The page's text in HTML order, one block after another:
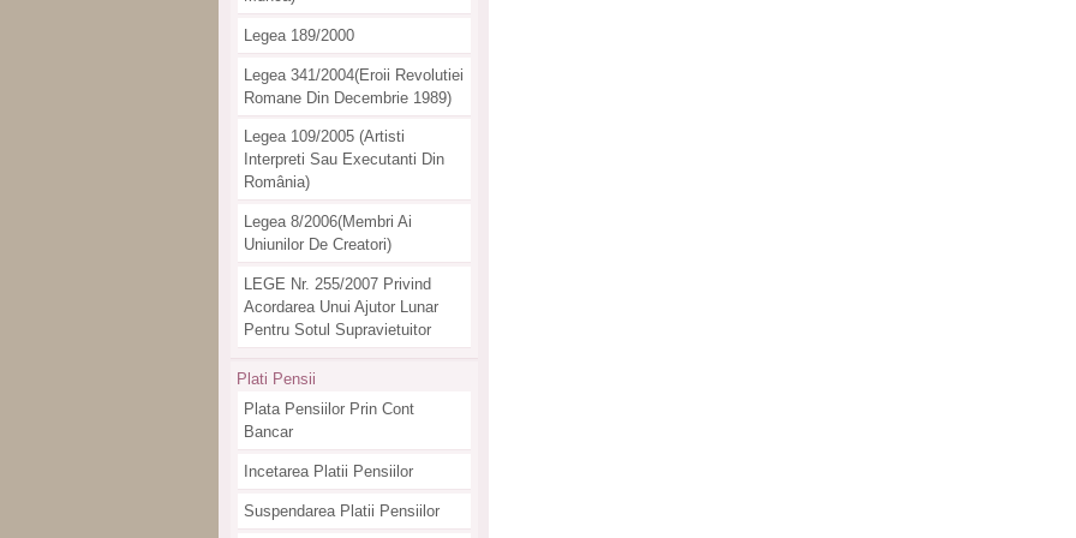
Legea 189/2000
Legea 341/2004(eroii Revolutiei
Romane Din Decembrie 1989)
Legea 109/2005 (artisti
Interpreti Sau Executanti Din
România)
Legea 8/2006(membri Ai
Uniunilor De Creatori)
LEGE Nr. 255/2007 Privind
Acordarea Unui Ajutor Lunar
Pentru Sotul Supravietuitor
Plati Pensii
Plata Pensiilor Prin Cont
Bancar
Incetarea Platii Pensiilor
Suspendarea Platii Pensiilor